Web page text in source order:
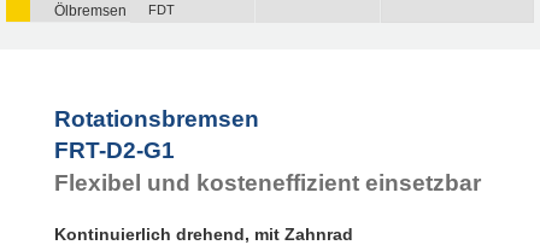
Ölbremsen
FDT
FYN-U1
FYT-H1 und
FYN-H1
Rotationsbremsen
FRT-D2-G1
Flexibel und kosteneffizient einsetzbar
Kontinuierlich drehend, mit Zahnrad